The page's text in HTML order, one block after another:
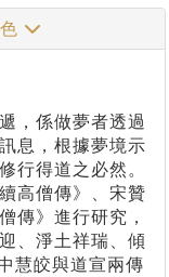
，係做夢者透過
息，根據夢境示
行得道之必然。
高僧傳》、宋贊
傳》進行研究，
、淨土祥瑞、傾
慧皎與道宣兩傳